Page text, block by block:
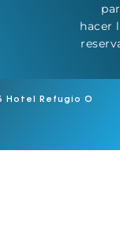
hacer
Hotel Refugio O